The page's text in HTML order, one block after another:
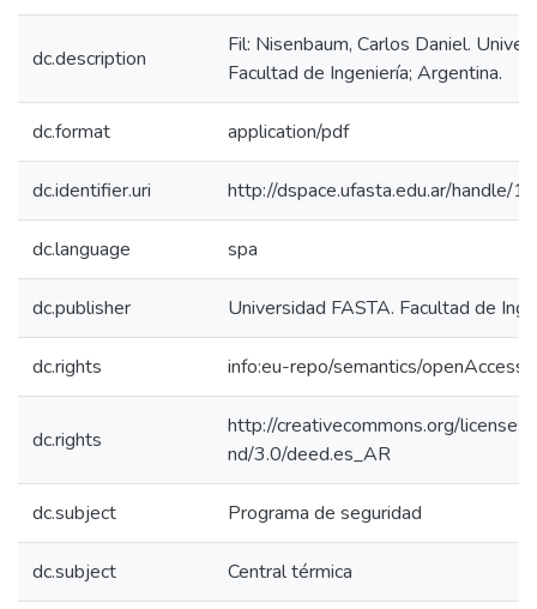
dc.description
Fil: Nisenbaum, Carlos Daniel.
Facultad de Ingeniería; Argentina.
dc.format application/pdf
dc.identifier.uri http://dspace.ufasta.edu.ar/handle/
dc.language spa
dc.publisher Universidad FASTA. Facultad de
dc.rights info:eu-repo/semantics/openAccess
dc.rights
http://creativecommons.org/
nd/3.0/deed.es_AR
dc.subject Programa de seguridad
dc.subject Central térmica